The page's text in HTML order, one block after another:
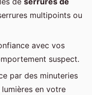
multipoints ou
avec vos
suspect.
par des minuteries
en votre